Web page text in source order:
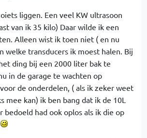
liggen. Een veel KW ultrasoon
van ik 35 kilo) Daar wilde ik een
Alleen wist ik toen niet ( en nu
welke transducers ik moest halen. Bij
ding bij een 2000 liter bak te
in de garage te wachten op
de onderdelen, ( als ik zeker weet
mee kan) ik ben bang dat ik de 10L
bedoeld had ook oplos als ik die op